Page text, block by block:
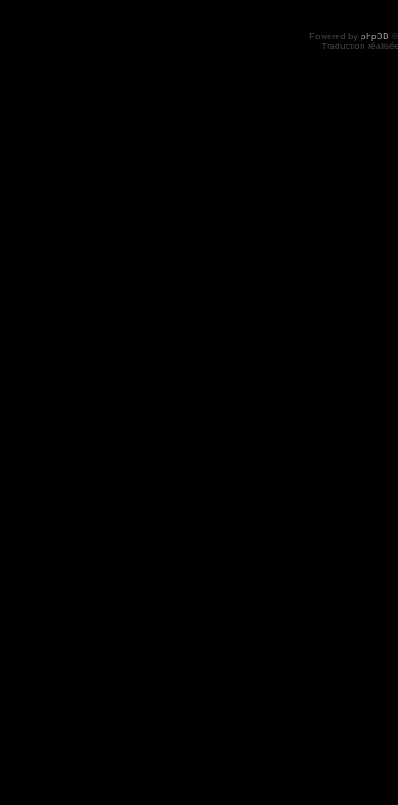
Powered by phpBB
Traduction